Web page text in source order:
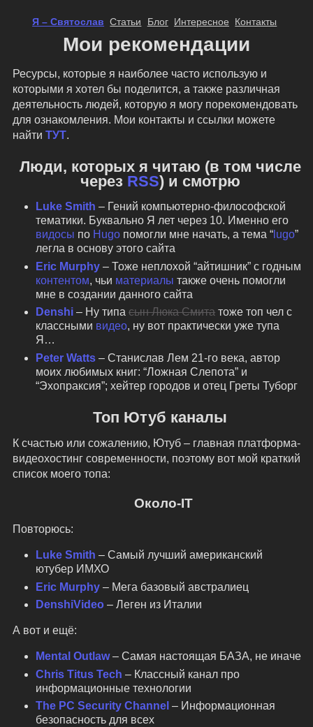
Я – Святослав Статьи Блог Интересное Контакты
Мои рекомендации
Ресурсы, которые я наиболее часто использую и
которыми я хотел бы поделится, а также различная
деятельность людей, которую я могу порекомендовать
для ознакомления. Мои контакты и ссылки можете
найти ТУТ.
Люди, которых я читаю (в том числе
через RSS) и смотрю
Luke Smith – Гений компьютерно-философской
тематики. Буквально Я лет через 10. Именно его
видосы по Hugo помогли мне начать, а тема “ lugo”
легла в основу этого сайта
Eric Murphy – Тоже неплохой “айтишник” с годным
контентом, чьи материалы также очень помогли
мне в создании данного сайта
Denshi – Ну типасын Люка Смита тоже топ чел с
классными видео, ну вот практически уже тупа
Я…
Peter Watts – Станислав Лем 21-го века, автор
моих любимых книг: “Ложная Слепота” и
“Эхопраксия”; хейтер городов и отец Греты Туборг
Топ Ютуб каналы
К счастью или сожалению, Ютуб – главная платформа-
видеохостинг современности, поэтому вот мой краткий
список моего топа:
Около-IT
Повторюсь:
Luke Smith – Самый лучший американский
ютубер ИМХО
Eric Murphy – Мега базовый австралиец
DenshiVideo – Леген из Италии
А вот и ещё:
Mental Outlaw– Самая настоящая БАЗА, не иначе
Chris Titus Tech – Классный канал про
информационные технологии
The PC Security Channel – Информационная
безопасность для всех